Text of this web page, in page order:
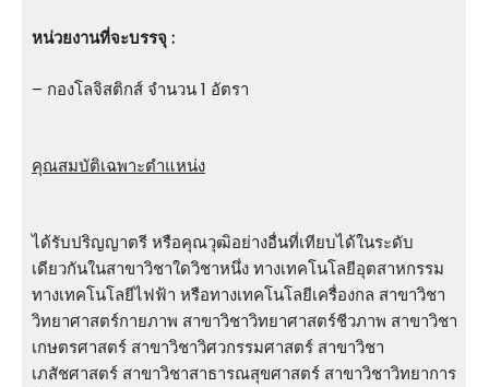
หน่วยงานที่จะบรรจุ :
– กองโลจิสติกส์ จำนวน 1 อัตรา
คุณสมบัติเฉพาะตำแหน่ง
ได้รับปริญญาตรี หรือคุณวุฒิอย่างอื่นที่เทียบได้ในระดับ
เดียวกันในสาขาวิชาใดวิชาหนึ่ง ทางเทคโนโลยีอุตสาหกรรม
ทางเทคโนโลยีไฟฟ้า หรือทางเทคโนโลยีเครื่องกล สาขาวิชา
วิทยาศาสตร์กายภาพ สาขาวิชาวิทยาศาสตร์ชีวภาพ สาขาวิชา
เกษตรศาสตร์ สาขาวิชาวิศวกรรมศาสตร์ สาขาวิชา
เภสัชศาสตร์ สาขาวิชาสาธารณสุขศาสตร์ สาขาวิชาวิทยาการ